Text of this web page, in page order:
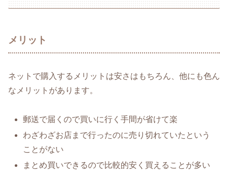
メリット
ネットで購入するメリットは安さはもちろん、他にも色ん
なメリットがあります。
郵送で届くので買いに行く手間が省けて楽
わざわざお店まで行ったのに売り切れていたという
ことがない
まとめ買いできるので比較的安く買えることが多い